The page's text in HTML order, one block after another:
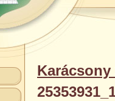
Karácsony